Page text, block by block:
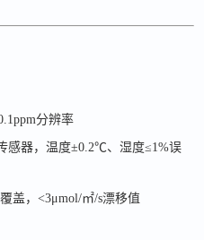
分辨率
感器，温度±0.2℃、湿度≤1%误
盖，<3μmol/㎡/s漂移值